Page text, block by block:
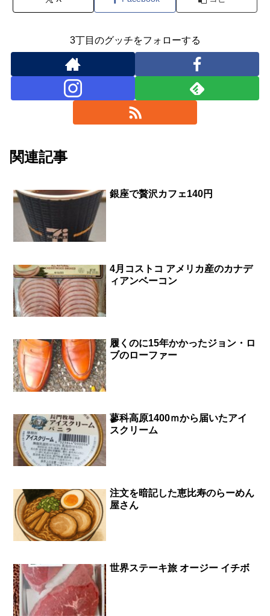
3丁目のグッチをフォローする
関連記事
銀座で贅沢カフェ140円
4月コストコ アメリカ産のカナデ
ィアンベーコン
履くのに15年かかったジョン・ロ
ブのローファー
蓼科高原1400ｍから届いたアイ
スクリーム
注文を暗記した恵比寿のらーめん
屋さん
世界ステーキ旅 オージー イチボ